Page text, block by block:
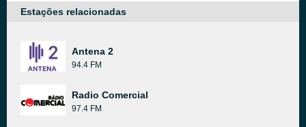
Estações relacionadas
Antena 2
94.4 FM
Radio Comercial
97.4 FM